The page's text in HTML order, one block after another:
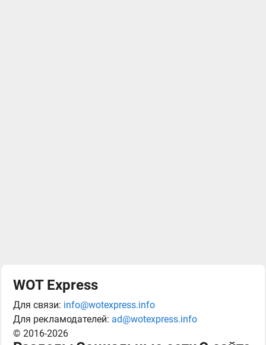
WOT Express
Для связи: info@wotexpress.info
Для рекламодателей: ad@wotexpress.info
© 2016-2026